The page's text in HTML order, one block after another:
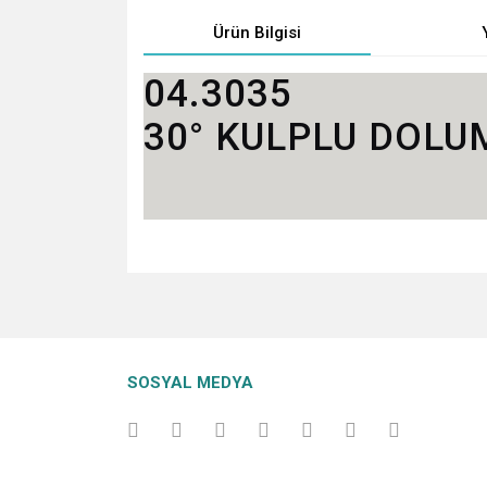
Ürün Bilgisi
04.3035
30° KULPLU
Ürün açıklamasında eksik bilgiler bulunuyor.
SOSYAL MEDYA